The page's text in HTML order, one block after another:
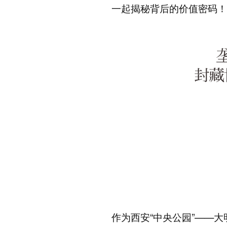
一起揭秘背后的价值密码！
作为西安“中央公园”——大